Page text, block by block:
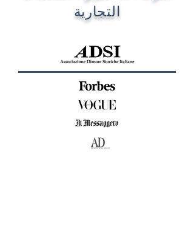
التجارية